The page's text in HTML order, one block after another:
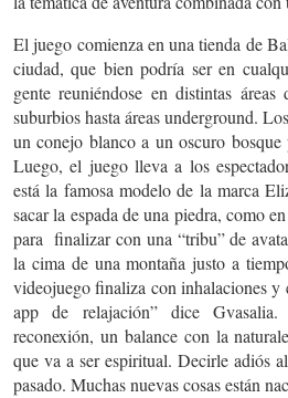
El juego comienza en una tienda de
ciudad, que bien podría ser en
gente reuniéndose en distintas
suburbios hasta áreas underground.
un conejo blanco a un oscuro
Luego, el juego lleva a los
está la famosa modelo de la marca
sacar la espada de una piedra, como
para finalizar con una “tribu” de
la cima de una montaña justo a
videojuego finaliza con inhalaciones y
app de relajación” dice
reconexión, un balance con la
que va a ser espiritual. Decirle adiós
pasado. Muchas nuevas cosas están